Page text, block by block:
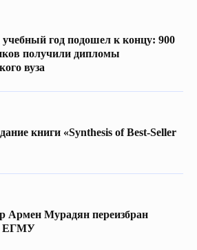
год подошел к концу: 900
получили дипломы
вуза
книги «Synthesis of Best-Seller
Армен Мурадян переизбран
ЕГМУ